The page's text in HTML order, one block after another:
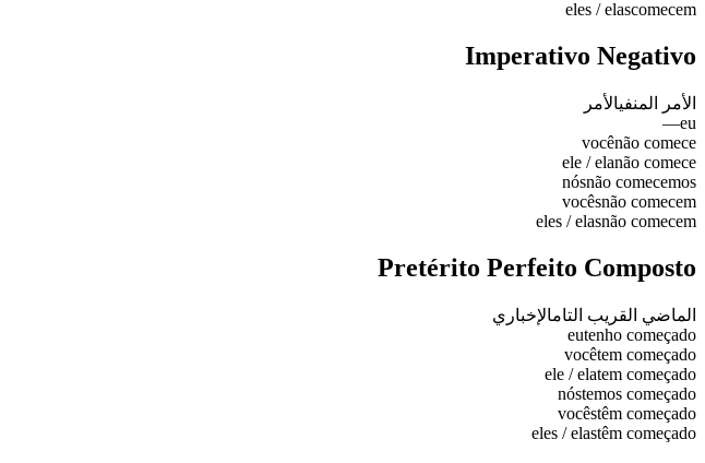
eles / elascomecem
Imperativo Negativo
الأمر المنفيالأمر
eu
—
vocênão comece
ele / elanão comece
nósnão comecemos
vocêsnão comecem
eles / elasnão comecem
Pretérito Perfeito Composto
الماضي القريب التامالإخباري
eutenho começado
vocêtem começado
ele / elatem começado
nóstemos começado
vocêstêm começado
eles / elastêm começado